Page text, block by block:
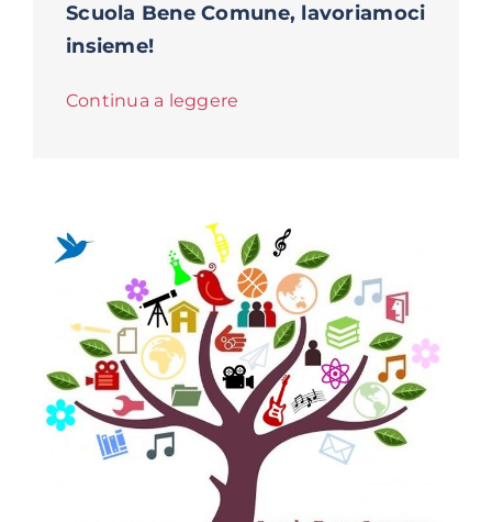
Scuola Bene Comune, lavoriamoci
insieme!
Continua a leggere